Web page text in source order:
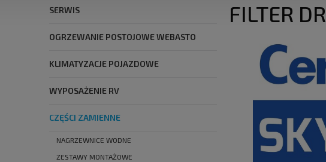
SERWIS
OGRZEWANIE POSTOJOWE WEBASTO
KLIMATYZACJE POJAZDOWE
WYPOSAŻENIE RV
CZĘŚCI ZAMIENNE
NAGRZEWNICE WODNE
ZESTAWY MONTAŻOWE
FILTER